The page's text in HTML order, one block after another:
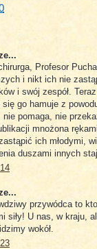
Profesor
i nikt ich nie
i swój zespół.
go hamuje z
nie pomaga, nie
mnożona
ich młodymi,
duszami innych
przywódca to
siły! U nas, w kraju,
wokół.